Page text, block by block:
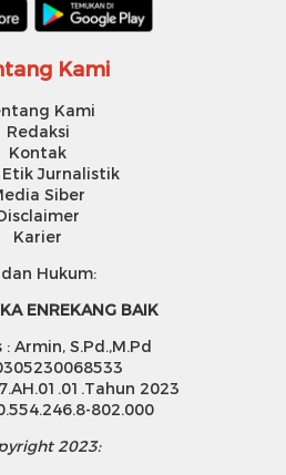
Kami
Kami
Redaksi
Kontak
Jurnalistik
Siber
Karier
Hukum:
ENREKANG BAIK
Armin, S.Pd.,M.Pd
2023
802.000
2023: